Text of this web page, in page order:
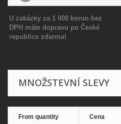
U zakázky za 1 000 korun bez
DPH máte dopravu po České
republice zdarma!
MNOŽSTEVNÍ SLEVY
From quantity Cena